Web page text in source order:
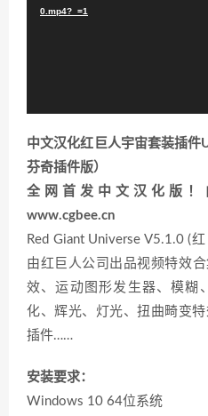
0.mp4?_=1
中文汉化红巨人宇宙套装插件
芬奇插件版）
全网首发中文汉化版！
www.cgbee.cn
Red Giant Universe V5.1.0 (
由红巨人公司出品视频特效
效、运动图形发生器、模糊
化、辉光、灯光、扭曲畸变
插件……
安装要求：
Windows 10 64位系统